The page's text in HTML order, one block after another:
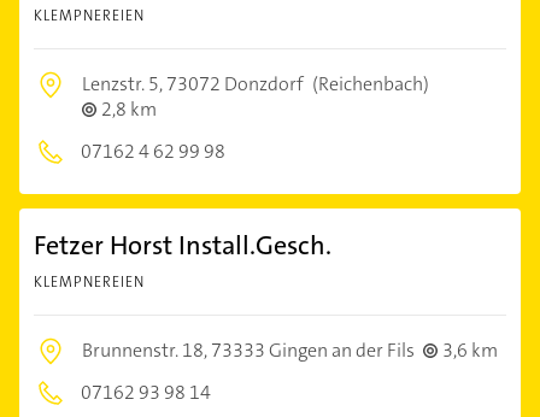
KLEMPNEREIEN
Lenzstr. 5,73072 Donzdorf (Reichenbach)
2,8 km
07162 4 62 99 98
Fetzer Horst Install.Gesch.
KLEMPNEREIEN
Brunnenstr. 18,73333 Gingen an der Fils
3,6 km
07162 93 98 14